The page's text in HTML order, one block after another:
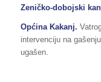
Zeničko-dobojski
Općina Kakanj.
intervenciju na
ugašen.